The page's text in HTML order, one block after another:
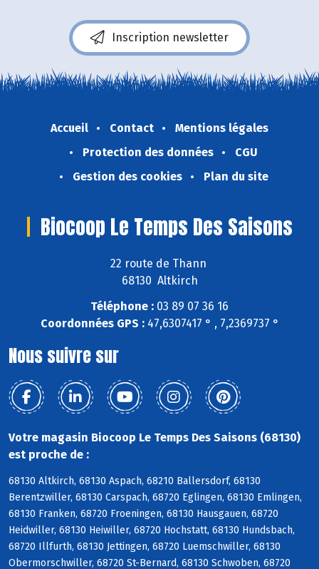
Inscription newsletter
Accueil Contact
Mentions légales
Protection des données
CGU
Gestion des cookies
Plan du site
Biocoop Le Temps Des Saisons
22 route de Thann
68130 Altkirch
Téléphone : 03 89 07 36 16
Coordonnées GPS :47,6307417 ° , 7,2369737 °
Nous suivre sur
Votre magasin Biocoop Le Temps Des Saisons (68130)
est proche de :
68130 Altkirch, 68130 Aspach, 68210 Ballersdorf, 68130
Berentzwiller, 68130 Carspach, 68720 Eglingen, 68130 Emlingen,
68130 Franken, 68720 Froeningen, 68130 Hausgauen, 68720
Heidwiller, 68130 Heiwiller, 68720 Hochstatt, 68130 Hundsbach,
68720 Illfurth, 68130 Jettingen, 68720 Luemschwiller, 68130
Obermorschwiller, 68720 St-Bernard, 68130 Schwoben, 68720